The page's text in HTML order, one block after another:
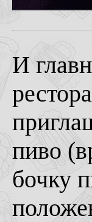
И
пиво
бочку